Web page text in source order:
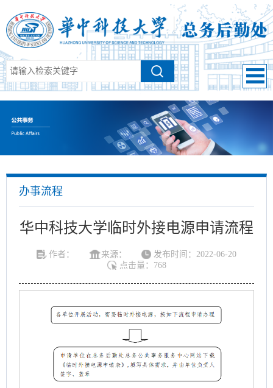
办事流程
华中科技大学临时外接电源申请流程
作者： 来源：
发布时间：2022-06-20
点击量： 768